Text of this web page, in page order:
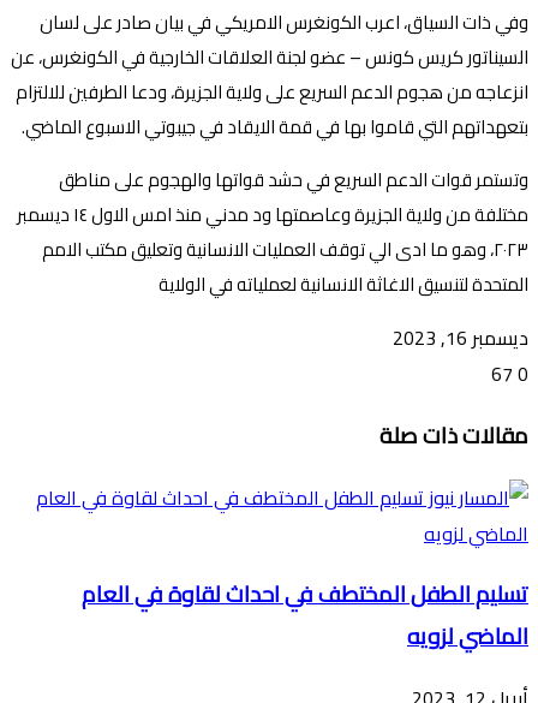
وفي ذات السياق، اعرب الكونغرس الامريكي في بيان صادر على لسان
السيناتور كريس كونس – عضو لجنة العلاقات الخارجية في الكونغرس، عن
انزعاجه من هجوم الدعم السريع على ولاية الجزيرة، ودعا الطرفين للالتزام
بتعهداتهم التي قاموا بها في قمة الايقاد في جيبوتي الاسبوع الماضي.
وتستمر قوات الدعم السريع في حشد قواتها والهجوم على مناطق
مختلفة من ولاية الجزيرة وعاصمتها ود مدني منذ امس الاول ١٤ ديسمبر
٢٠٢٣، وهو ما ادى الي توقف العمليات الانسانية وتعليق مكتب الامم
المتحدة لتنسيق الاغاثة الانسانية لعملياته في الولاية
ديسمبر 16, 2023
0
عبر
البريد
مقالات ذات صلة
تسليم الطفل المختطف في احداث لقاوة في العام
الماضي لزويه